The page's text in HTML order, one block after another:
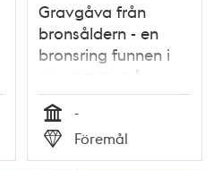
Gravgåva från
bronsåldern - en
bronsring funnen i
en urngrav på
gravfältet Spånga
134:1 i Akalla.
Tid
-
Typ
Föremål